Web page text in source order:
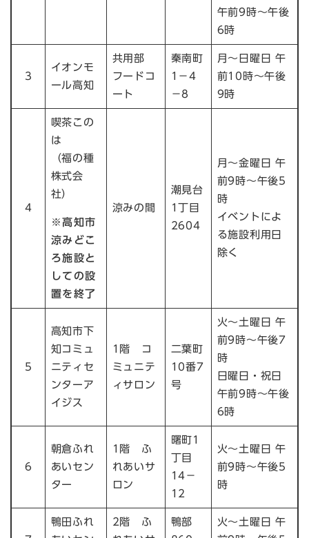
午前9時～午後
6時
3
イオンモ
ール高知
共用部
フードコ
ート
秦南町
1－4
－8
月～日曜日 午
前10時～午後
9時
4
喫茶この
は
（福の種
株式会
社）
※高知市
涼みどこ
ろ施設と
しての設
置を終了
涼みの間
潮見台
1丁目
2604
月～金曜日 午
前9時～午後5
時
イベントによ
る施設利用日
除く
5
高知市下
知コミュ
ニティセ
ンターア
イジス
1階 コ
ミュニテ
ィサロン
二葉町
10番7
号
火～土曜日 午
前9時～午後7
時
日曜日・祝日
午前9時～午後
6時
6
朝倉ふれ
あいセン
ター
1階 ふ
れあいサ
ロン
曙町1
丁目
14－
12
火～土曜日 午
前9時～午後5
時
鴨田ふれ
2階 ふ
鴨部
火～土曜日 午